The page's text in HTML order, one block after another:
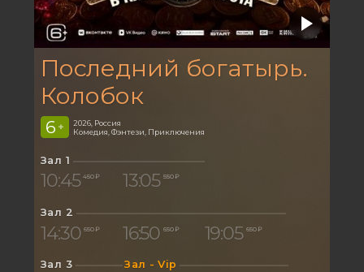
Последний богатырь.
Колобок
6 +
2026, Россия
Комедия, Фэнтези, Приключения
Зал 1
10:45 450 ₽ 13:05 550 ₽
Зал 2
14:30 650 ₽ 16:50 650 ₽ 19:05 650 ₽
Зал 3 Зал - Vip